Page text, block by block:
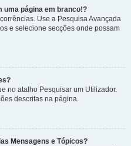
uma página em branco!?
Use a Pesquisa Avançada
e selecione secções onde possam
no atalho Pesquisar um Utilizador.
descritas na página.
Mensagens e Tópicos?